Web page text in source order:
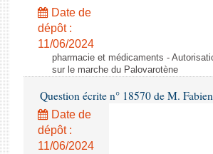
Date de
dépôt :
11/06/2024
pharmacie et médicaments -
sur le marche du Palovarotène
Question écrite n° 18570 de M.
Date de
dépôt :
11/06/2024